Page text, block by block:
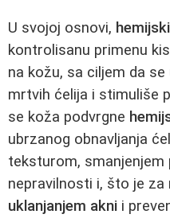
U svojoj osnovi,
kontrolisanu primenu
na kožu, sa ciljem da
mrtvih ćelija i stimuliše
se koža podvrgne
ubrzanog obnavljanja
teksturom, smanjenjem
nepravilnosti i, što je za
uklanjanjem akni i